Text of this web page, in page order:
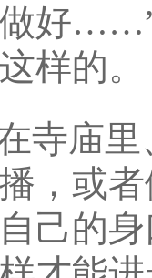
好
样的。
寺庙
，或
己的